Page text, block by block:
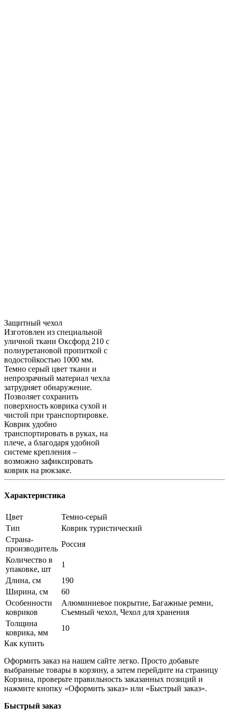
Защитный чехол
Изготовлен из специальной
уличной ткани Оксфорд 210 с
полиуретановой пропиткой с
водостойкостью 1000 мм.
Темно серый цвет ткани и
непрозрачный материал чехла
затрудняет обнаружение.
Позволяет сохранить
поверхность коврика сухой и
чистой при транспортировке.
Коврик удобно
транспортировать в руках, на
плече, а благодаря удобной
системе крепления –
возможно зафиксировать
коврик на рюкзаке.
Характеристика
Цвет
Темно-серый
Тип
Коврик туристический
Страна-
производитель
Россия
Количество в
упаковке, шт
1
Длина, см
190
Ширина, см
60
Особенности
ковриков
Алюминиевое покрытие, Багажные ремни,
Съемный чехол, Чехол для хранения
Толщина
коврика, мм
10
Как купить
Оформить заказ на нашем сайте легко. Просто добавьте
выбранные товары в корзину, а затем перейдите на страницу
Корзина, проверьте правильность заказанных позиций и
нажмите кнопку «Оформить заказ» или «Быстрый заказ».
Быстрый заказ